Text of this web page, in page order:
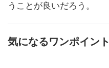
うことが良いだろう。
気になるワンポイント